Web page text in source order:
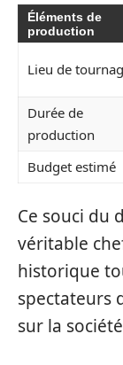
Éléments de
production
Lieu de
Durée de
production
Budget estimé
Ce souci du
véritable
historique
spectateurs
sur la